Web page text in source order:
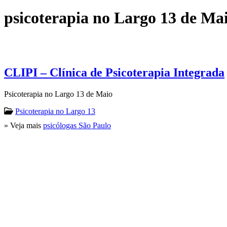
psicoterapia no Largo 13 de
CLIPI – Clínica de Psicoterapia Integrada
Psicoterapia no Largo 13 de Maio
Psicoterapia no Largo 13
» Veja mais psicólogas São Paulo